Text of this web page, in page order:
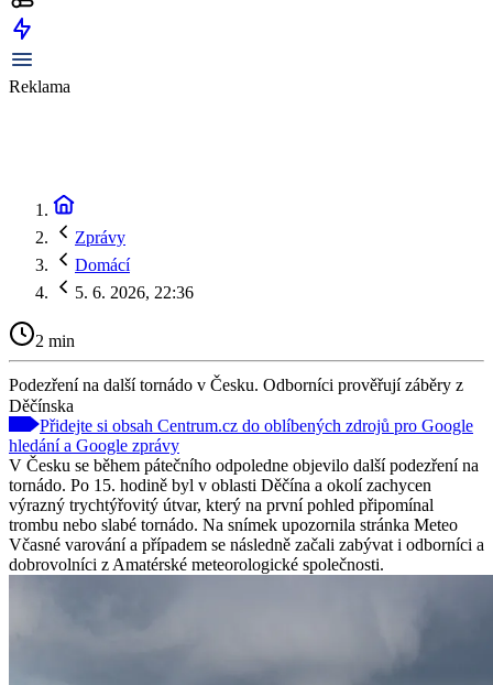
Reklama
Zprávy
Domácí
5. 6. 2026, 22:36
2 min
Podezření na další tornádo v Česku. Odborníci prověřují záběry z
Děčínska
Přidejte si obsah Centrum.cz do oblíbených zdrojů pro Google
hledání a Google zprávy
V Česku se během pátečního odpoledne objevilo další podezření na
tornádo. Po 15. hodině byl v oblasti Děčína a okolí zachycen
výrazný trychtýřovitý útvar, který na první pohled připomínal
trombu nebo slabé tornádo. Na snímek upozornila stránka Meteo
Včasné varování a případem se následně začali zabývat i odborníci a
dobrovolníci z Amatérské meteorologické společnosti.